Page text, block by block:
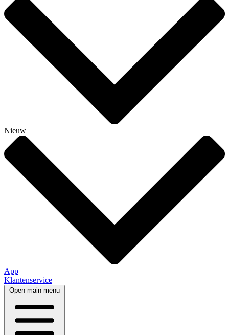
Nieuw
App
Klantenservice
Open main menu